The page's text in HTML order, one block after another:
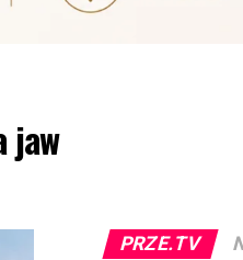
jaw
PRZE.TV